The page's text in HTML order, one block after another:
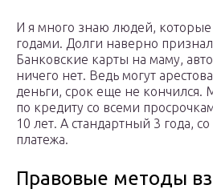
И я много знаю людей, которые
годами. Долги наверно
Банковские карты на маму,
ничего нет. Ведь могут
деньги, срок еще не кончился.
по кредиту со всеми
10 лет. А стандартный 3 года,
платежа.
Правовые методы